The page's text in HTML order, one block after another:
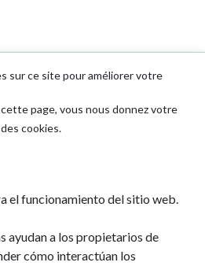
sur ce site pour améliorer votre
page, vous nous donnez votre
cookies.
el funcionamiento del sitio web.
ayudan a los propietarios de
cómo interactúan los